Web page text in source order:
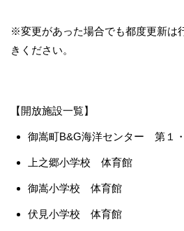
※変更があった場合でも都度更新は
きください。
【開放施設一覧】
御嵩町B&G海洋センター 第１
上之郷小学校 体育館
御嵩小学校 体育館
伏見小学校 体育館